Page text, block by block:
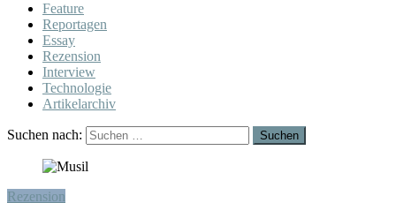
Feature
Reportagen
Essay
Rezension
Interview
Technologie
Artikelarchiv
Suchen nach:
Rezension